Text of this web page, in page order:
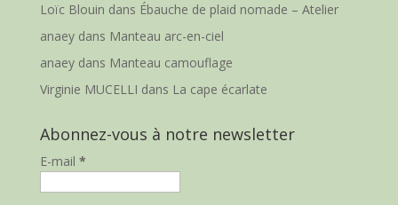
Loïc Blouin dans Ébauche de plaid nomade – Atelier
anaeydans Manteau arc-en-ciel
anaeydans Manteau camouflage
Virginie MUCELLI dans La cape écarlate
Abonnez-vous à notre newsletter
E-mail *